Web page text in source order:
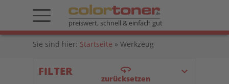
preiswert, schnell & einfach gut
Sie sind hier: Startseite » Werkzeug
FILTER 360
zurücksetzen
keyboard_arrow_down